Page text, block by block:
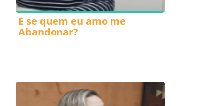
E se quem eu amo me
Abandonar?